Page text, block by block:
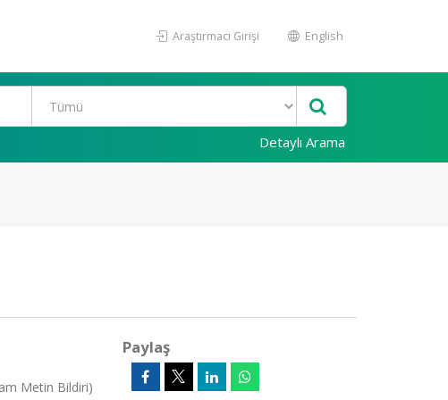
Araştırmacı Girişi English
Detaylı Arama
Metin Bildiri)
Paylaş